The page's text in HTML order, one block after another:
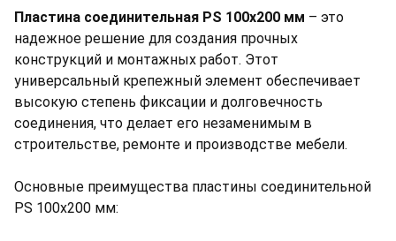
Пластина соединительная PS 100х200 мм – это
надежное решение для создания прочных
конструкций и монтажных работ. Этот
универсальный крепежный элемент обеспечивает
высокую степень фиксации и долговечность
соединения, что делает его незаменимым в
строительстве, ремонте и производстве мебели.
Основные преимущества пластины соединительной
PS 100х200 мм: